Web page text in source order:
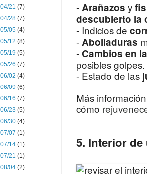
-Arañazos y
descubierto la
- Indicios de
-Abolladuras
- Cambios en
posibles golpes.
- Estado de las
Más
cómo
5. Interior
04/21(7)
04/28(7)
05/05(4)
05/12(8)
05/19(5)
05/26(7)
06/02(4)
06/09(6)
06/16(7)
06/23(5)
06/30(4)
07/07(1)
07/14(1)
07/21(1)
08/04(2)